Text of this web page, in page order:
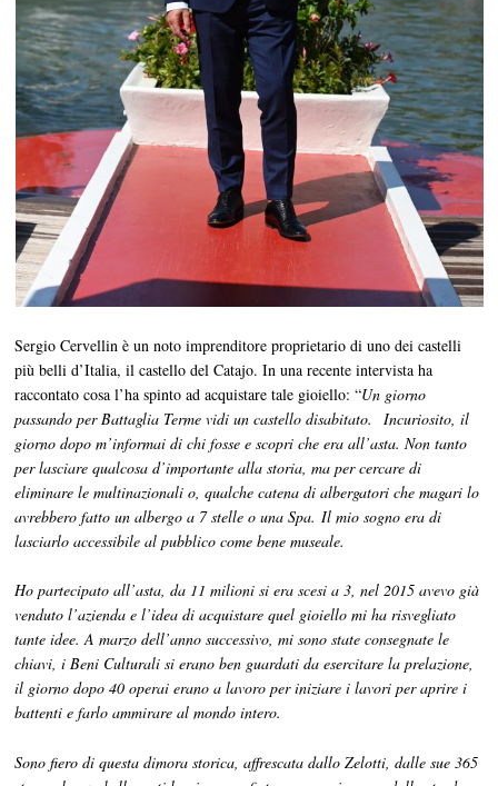
Sergio Cervellin è un noto imprenditore proprietario di uno dei castelli
più belli d’Italia, il castello del Catajo. In una recente intervista ha
raccontato cosa l’ha spinto ad acquistare tale gioiello: “Un giorno
passando per Battaglia Terme vidi un castello disabitato. Incuriosito, il
giorno dopo m’informai di chi fosse e scopri che era all’asta. Non tanto
per lasciare qualcosa d’importante alla storia, ma per cercare di
eliminare le multinazionali o, qualche catena di albergatori che magari lo
avrebbero fatto un albergo a 7 stelle o una Spa. Il mio sogno era di
lasciarlo accessibile al pubblico come bene museale.
Ho partecipato all’asta, da 11 milioni si era scesi a 3, nel 2015 avevo già
venduto l’azienda e l’idea di acquistare quel gioiello mi ha risvegliato
tante idee. A marzo dell’anno successivo, mi sono state consegnate le
chiavi, i Beni Culturali si erano ben guardati da esercitare la prelazione,
il giorno dopo 40 operai erano a lavoro per iniziare i lavori per aprire i
battenti e farlo ammirare al mondo intero.
Sono fiero di questa dimora storica, affrescata dallo Zelotti, dalle sue 365